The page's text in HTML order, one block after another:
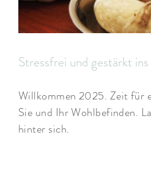
Stressfrei und gestärkt
Willkommen 2025. Zeit für
Sie und Ihr Wohlbefinden.
hinter sich.